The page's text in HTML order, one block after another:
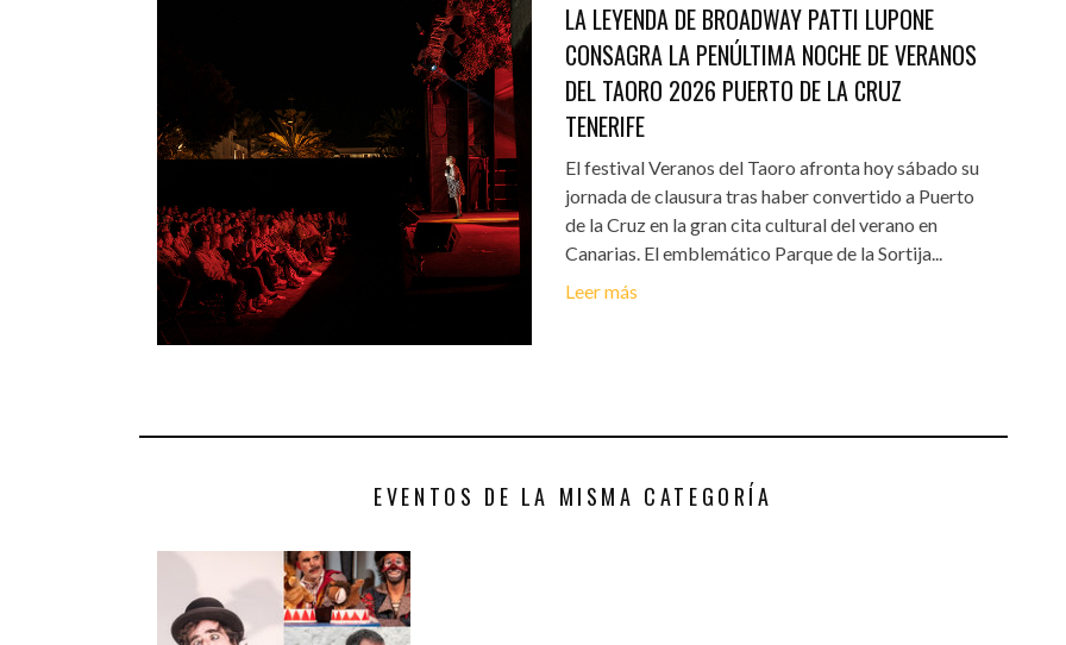
LA LEYENDA DE BROADWAY PATTI LUPONE
CONSAGRA LA PENÚLTIMA NOCHE DE VERANOS
DEL TAORO 2026 PUERTO DE LA CRUZ
TENERIFE
El festival Veranos del Taoro afronta hoy sábado su
jornada de clausura tras haber convertido a Puerto
de la Cruz en la gran cita cultural del verano en
Canarias. El emblemático Parque de la Sortija...
Leer más
EVENTOS DE LA MISMA CATEGORÍA